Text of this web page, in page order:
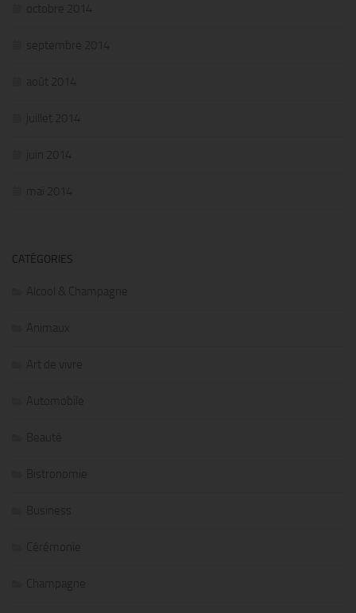
octobre 2014
septembre 2014
août 2014
juillet 2014
juin 2014
mai 2014
CATÉGORIES
Alcool & Champagne
Animaux
Art de vivre
Automobile
Beauté
Bistronomie
Business
Cérémonie
Champagne